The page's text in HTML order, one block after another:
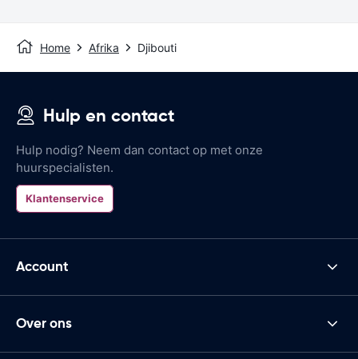
Home Afrika Djibouti
Hulp en contact
Hulp nodig? Neem dan contact op met onze
huurspecialisten.
Klantenservice
Account
Over ons